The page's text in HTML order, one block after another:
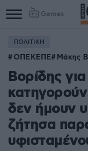
Games
ΠΟΛΙΤΙΚΗ
ΟΠΕΚΕΠΕ Μάκης
Βορίδης
δεν ήμουν
ζήτησα